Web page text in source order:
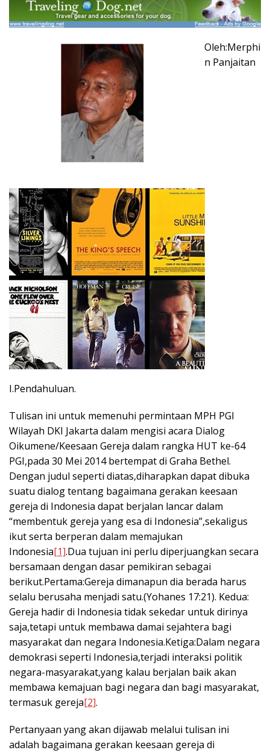
Oleh:Merphi
n Panjaitan
I.Pendahuluan.
Tulisan ini untuk memenuhi permintaan MPH PGI
Wilayah DKI Jakarta dalam mengisi acara Dialog
Oikumene/Keesaan Gereja dalam rangka HUT ke-64
PGI,pada 30 Mei 2014 bertempat di Graha Bethel.
Dengan judul seperti diatas,diharapkan dapat dibuka
suatu dialog tentang bagaimana gerakan keesaan
gereja di Indonesia dapat berjalan lancar dalam
“membentuk gereja yang esa di Indonesia”,sekaligus
ikut serta berperan dalam memajukan
Indonesia[1].Dua tujuan ini perlu diperjuangkan secara
bersamaan dengan dasar pemikiran sebagai
berikut.Pertama:Gereja dimanapun dia berada harus
selalu berusaha menjadi satu.(Yohanes 17:21). Kedua:
Gereja hadir di Indonesia tidak sekedar untuk dirinya
saja,tetapi untuk membawa damai sejahtera bagi
masyarakat dan negara Indonesia.Ketiga:Dalam negara
demokrasi seperti Indonesia,terjadi interaksi politik
negara-masyarakat,yang kalau berjalan baik akan
membawa kemajuan bagi negara dan bagi masyarakat,
termasuk gereja[2].
Pertanyaan yang akan dijawab melalui tulisan ini
adalah bagaimana gerakan keesaan gereja di